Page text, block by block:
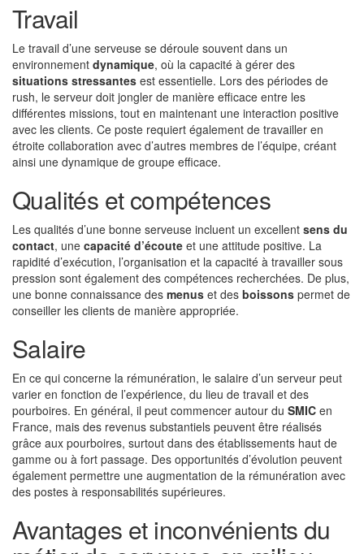
Travail
Le travail d’une serveuse se déroule souvent dans un
environnement dynamique, où la capacité à gérer des
situations stressantes est essentielle. Lors des périodes de
rush, le serveur doit jongler de manière efficace entre les
différentes missions, tout en maintenant une interaction positive
avec les clients. Ce poste requiert également de travailler en
étroite collaboration avec d’autres membres de l’équipe, créant
ainsi une dynamique de groupe efficace.
Qualités et compétences
Les qualités d’une bonne serveuse incluent un excellent sens du
contact, une capacité d’écoute et une attitude positive. La
rapidité d’exécution, l’organisation et la capacité à travailler sous
pression sont également des compétences recherchées. De plus,
une bonne connaissance des menus et des boissons permet de
conseiller les clients de manière appropriée.
Salaire
En ce qui concerne la rémunération, le salaire d’un serveur peut
varier en fonction de l’expérience, du lieu de travail et des
pourboires. En général, il peut commencer autour du SMIC en
France, mais des revenus substantiels peuvent être réalisés
grâce aux pourboires, surtout dans des établissements haut de
gamme ou à fort passage. Des opportunités d’évolution peuvent
également permettre une augmentation de la rémunération avec
des postes à responsabilités supérieures.
Avantages et inconvénients du